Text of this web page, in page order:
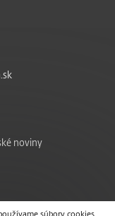
súbory cookies.
noviny